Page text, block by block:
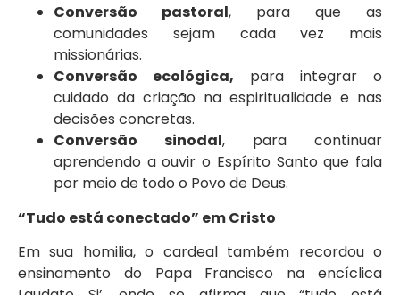
Conversão pastoral, para que as
comunidades sejam cada vez mais
missionárias.
Conversão ecológica, para integrar o
cuidado da criação na espiritualidade e nas
decisões concretas.
Conversão sinodal, para continuar
aprendendo a ouvir o Espírito Santo que fala
por meio de todo o Povo de Deus.
“Tudo está conectado” em Cristo
Em sua homilia, o cardeal também recordou o
ensinamento do Papa Francisco na encíclica